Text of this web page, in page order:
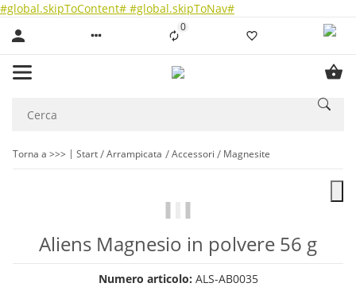
#global.skipToContent# #global.skipToNav#
0Liste ist leer
Torna a >>> Start Arrampicata Accessori Magnesite
Aliens Magnesio in polvere 56 g
Numero articolo: ALS-AB0035